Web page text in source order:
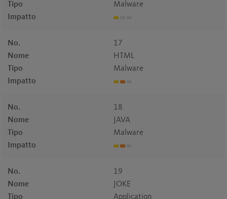
Tipo
Malware
Impatto
No.
17
Nome
HTML
Tipo
Malware
Impatto
No.
18
Nome
JAVA
Tipo
Malware
Impatto
No.
19
Nome
JOKE
Tipo
Application